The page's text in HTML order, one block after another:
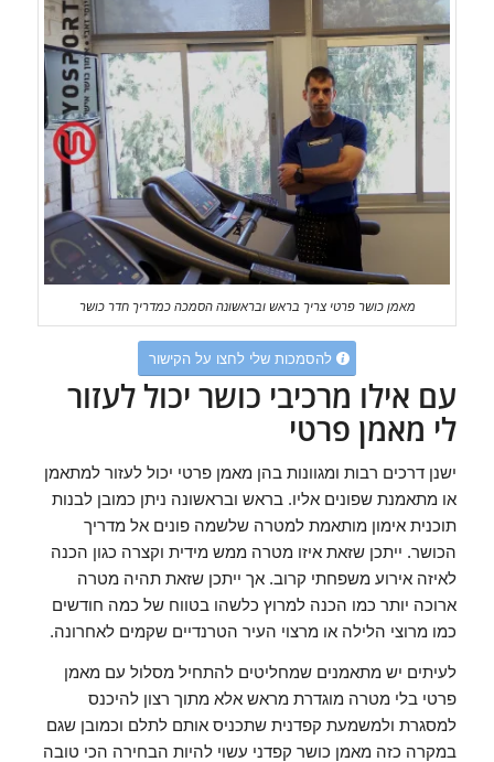
מאמן כושר פרטי צריך בראש ובראשונה הסמכה כמדריך חדר כושר
להסמכות שלי לחצו על הקישור
עם אילו מרכיבי כושר יכול לעזור
לי מאמן פרטי
ישנן דרכים רבות ומגוונות בהן מאמן פרטי יכול לעזור למתאמן
או מתאמנת שפונים אליו. בראש ובראשונה ניתן כמובן לבנות
תוכנית אימון מותאמת למטרה שלשמה פונים אל מדריך
הכושר. ייתכן שזאת איזו מטרה ממש מידית וקצרה כגון הכנה
לאיזה אירוע משפחתי קרוב. אך ייתכן שזאת תהיה מטרה
ארוכה יותר כמו הכנה למרוץ כלשהו בטווח של כמה חודשים
כמו מרוצי הלילה או מרצוי העיר הטרנדיים שקמים לאחרונה.
לעיתים יש מתאמנים שמחליטים להתחיל מסלול עם מאמן
פרטי בלי מטרה מוגדרת מראש אלא מתוך רצון להיכנס
למסגרת ולמשמעת קפדנית שתכניס אותם לתלם וכמובן שגם
במקרה כזה מאמן כושר קפדני עשוי להיות הבחירה הכי טובה